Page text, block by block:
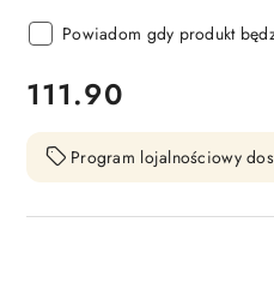
Powiadom gdy produkt
cena:
111.90
Program lojalnościowy